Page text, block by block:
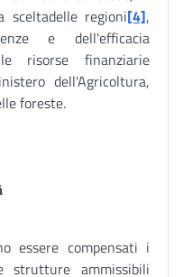
sceltadelle regioni[4],
e dell'efficacia
risorse finanziarie
dell'Agricoltura,
foreste.
essere compensati i
ammissibili